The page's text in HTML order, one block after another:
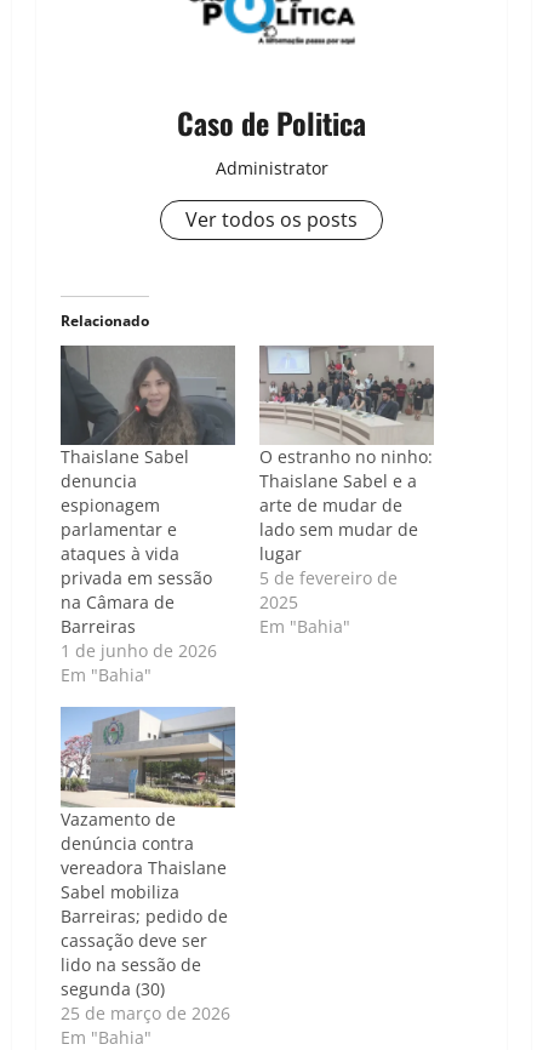
Caso de Politica
Administrator
Ver todos os posts
Relacionado
Thaislane Sabel
denuncia
espionagem
parlamentar e
ataques à vida
privada em sessão
na Câmara de
Barreiras
1 de junho de 2026
Em "Bahia"
O estranho no ninho:
Thaislane Sabel e a
arte de mudar de
lado sem mudar de
lugar
5 de fevereiro de
2025
Em "Bahia"
Vazamento de
denúncia contra
vereadora Thaislane
Sabel mobiliza
Barreiras; pedido de
cassação deve ser
lido na sessão de
segunda (30)
25 de março de 2026
Em "Bahia"